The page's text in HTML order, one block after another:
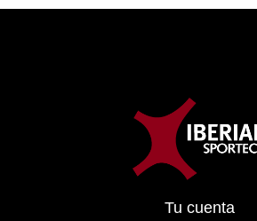
Tu cuenta